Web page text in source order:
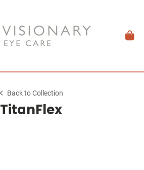
Back to Collection
TitanFlex